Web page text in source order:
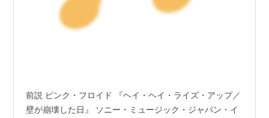
前説 ピンク・フロイド 『ヘイ・ヘイ・ライズ・アップ／
壁が崩壊した日』 ソニー・ミュージック・ジャパン・イ